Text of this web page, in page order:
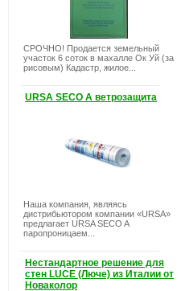
СРОЧНО! Продается земельный
участок 6 соток в махалле Ок Уй (за
рисовым) Кадастр, жилое...
URSA SECO A ветрозащита
Наша компания, являясь
дистрибьютором компании «URSA»
предлагает URSA SECO A
паропроницаем...
Нестандартное решение для
стен LUCE (Люче) из Италии от
Новаколор